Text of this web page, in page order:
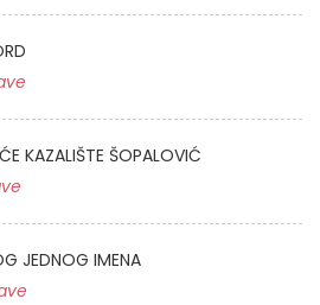
KAZALIŠTE ŠOPALOVIĆ
JEDNOG IMENA